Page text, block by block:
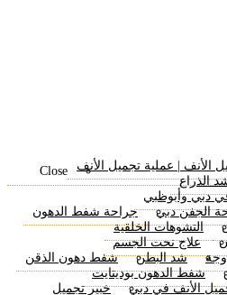
الأنف | عملية تجميل الأنف
الذراع
دبي وأبوظبي
الجفن دبي
جراحة شفط الدهون
التشوهات الخلقية
علاج نحت الجسم
شد البطن
شفط دهون الذقن
شفط الدهون بوديتايت
الأنف في دبي
خبير تجميل
Close